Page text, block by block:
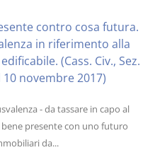
contro cosa futura.
in riferimento alla
(Cass. Civ., Sez.
novembre 2017)
- da tassare in capo al
presente con uno futuro
da...